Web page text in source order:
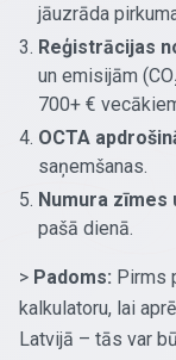
jāuzrāda
Reģistrācijas
un emisijām
700+ €
OCTA
saņemšanas.
Numura zīmes
pašā dienā.
> Padoms: Pirms
kalkulatoru, lai
Latvijā – tās var